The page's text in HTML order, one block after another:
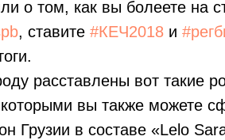
о том, как вы болеете на
, ставите #КЕЧ2018 и
расставлены вот
вы также можете
в составе «Lelo